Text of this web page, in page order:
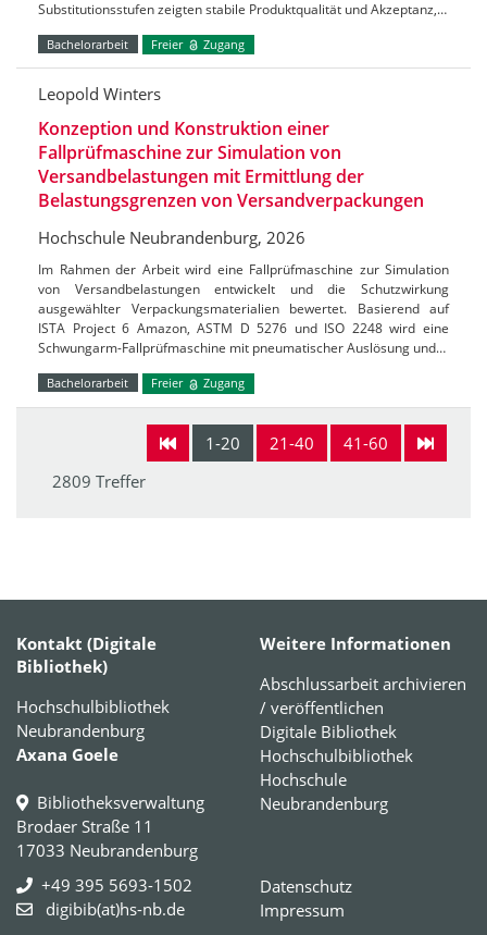
Substitutionsstufen zeigten stabile Produktqualität und Akzeptanz,…
Bachelorarbeit Freier Zugang
Leopold Winters
Konzeption und Konstruktion einer
Fallprüfmaschine zur Simulation von
Versandbelastungen mit Ermittlung der
Belastungsgrenzen von Versandverpackungen
Hochschule Neubrandenburg, 2026
Im Rahmen der Arbeit wird eine Fallprüfmaschine zur Simulation
von Versandbelastungen entwickelt und die Schutzwirkung
ausgewählter Verpackungsmaterialien bewertet. Basierend auf
ISTA Project 6 Amazon, ASTM D 5276 und ISO 2248 wird eine
Schwungarm-Fallprüfmaschine mit pneumatischer Auslösung und…
Bachelorarbeit Freier Zugang
1-20 21-40
41-60
2809 Treffer
Kontakt (Digitale
Bibliothek)
Hochschulbibliothek
Neubrandenburg
Axana Goele
Bibliotheksverwaltung
Brodaer Straße 11
17033 Neubrandenburg
+49 395 5693-1502
digibib(at)hs-nb.de
Weitere Informationen
Abschlussarbeit archivieren
/ veröffentlichen
Digitale Bibliothek
Hochschulbibliothek
Hochschule
Neubrandenburg
Datenschutz
Impressum